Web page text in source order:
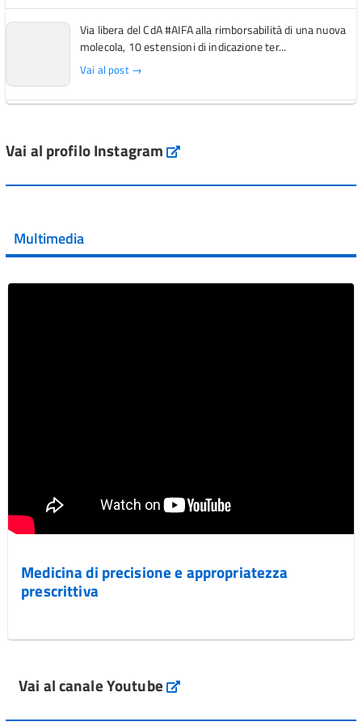
Via libera del CdA #AIFA alla rimborsabilità di una nuova
molecola, 10 estensioni di indicazione ter...
Vai al post →
Vai al post →
Vai al post →
Vai al profilo Instagram Instagram
Multimedia
Medicina di precisione e appropriatezza
prescrittiva
Vai al canale Youtube